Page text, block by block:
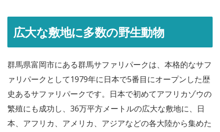
広大な敷地に多数の野生動物
群馬県富岡市にある群馬サファリパークは、本格的なサフ
ァリパークとして1979年に日本で5番目にオープンした歴
史あるサファリパークです。日本で初めてアフリカゾウの
繁殖にも成功し、36万平方メートルの広大な敷地に、日
本、アフリカ、アメリカ、アジアなどの各大陸から集めた